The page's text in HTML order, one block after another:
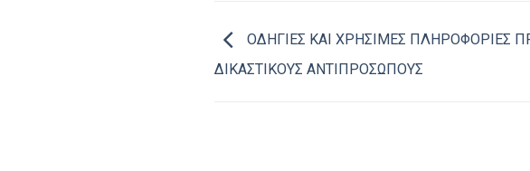
ΟΔΗΓΙΕΣ ΚΑΙ ΧΡΗΣΙΜΕΣ ΠΛΗΡΟΦΟΡΙΕΣ
ΔΙΚΑΣΤΙΚΟΥΣ ΑΝΤΙΠΡΟΣΩΠΟΥΣ